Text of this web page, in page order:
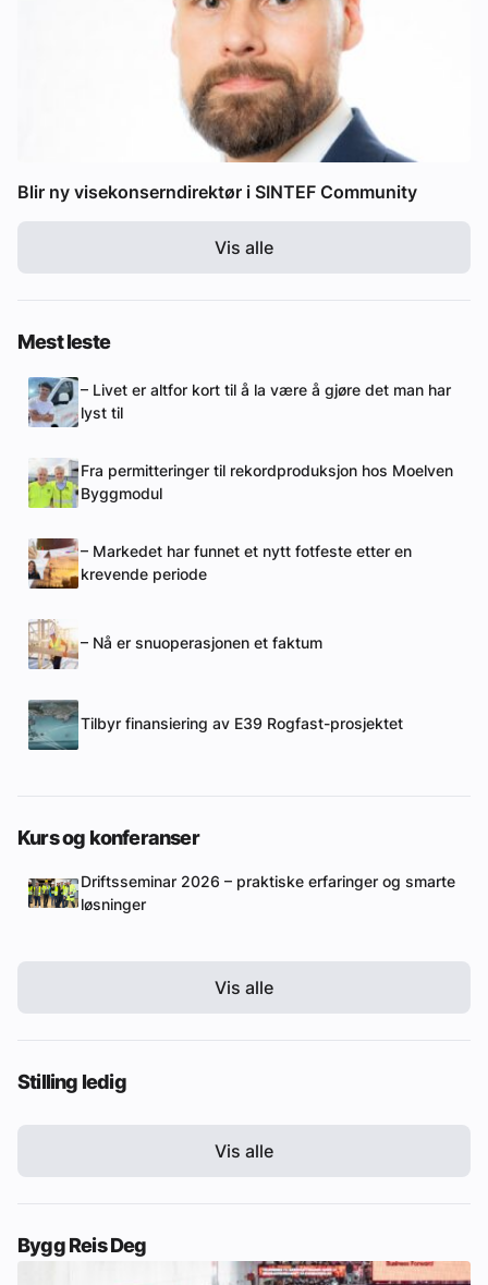
Blir ny visekonserndirektør i SINTEF Community
Vis alle
Mest leste
– Livet er altfor kort til å la være å gjøre det man har
lyst til
Fra permitteringer til rekordproduksjon hos Moelven
Byggmodul
– Markedet har funnet et nytt fotfeste etter en
krevende periode
– Nå er snuoperasjonen et faktum
Tilbyr finansiering av E39 Rogfast-prosjektet
Kurs og konferanser
Driftsseminar 2026 – praktiske erfaringer og smarte
løsninger
Vis alle
Stilling ledig
Vis alle
Bygg Reis Deg